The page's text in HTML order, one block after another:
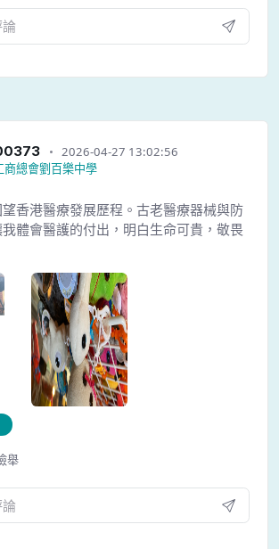
2026-04-27 13:02:56
商總會劉百樂中學
香港醫療發展歷程。古老醫療器械與防
體會醫護的付出，明白生命可貴，敬畏
舉